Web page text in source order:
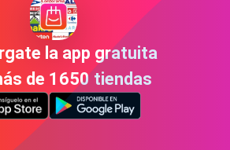
la app gratuita
de 1650 tiendas